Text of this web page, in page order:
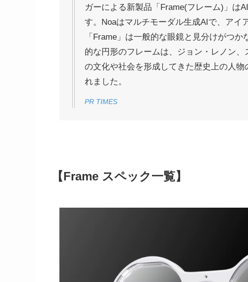
ガーによる新製品「Frame(フレーム)」は
す。Noaはマルチモーダル生成AIで、アイ
「Frame」は一般的な眼鏡と見分けがつ
的な円形のフレームは、ジョン・レノン
の文化や社会を形成してきた歴史上の人
れました。
PR TIMES
【Frame スペック一覧】